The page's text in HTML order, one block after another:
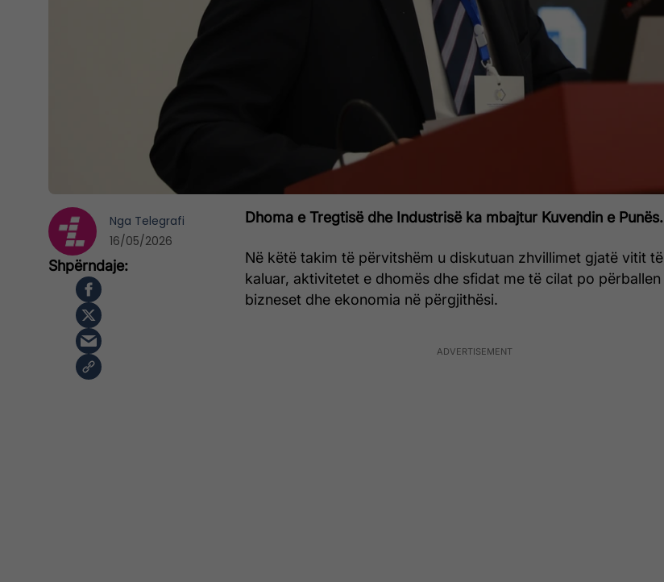
Dhoma e Tregtisë dhe Industrisë ka mbajtur Kuvendin e Punës.
Në këtë takim të përvitshëm u diskutuan zhvillimet gjatë vitit të
kaluar, aktivitetet e dhomës dhe sfidat me të cilat po përballen
bizneset dhe ekonomia në përgjithësi.
Nga Telegrafi
16/05/2026